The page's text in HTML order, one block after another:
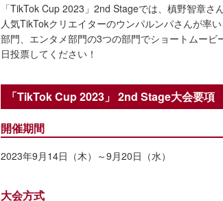
「TikTok Cup 2023」2nd Stageでは、槙野智章さ
人気TikTokクリエイターのウンパルンパさんが率
部門、エンタメ部門の3つの部門でショートムー
日投票してください！
「TikTok Cup 2023」 2nd Stage大会要項
開催期間
2023年9月14日（木）～9月20日（水）
大会方式